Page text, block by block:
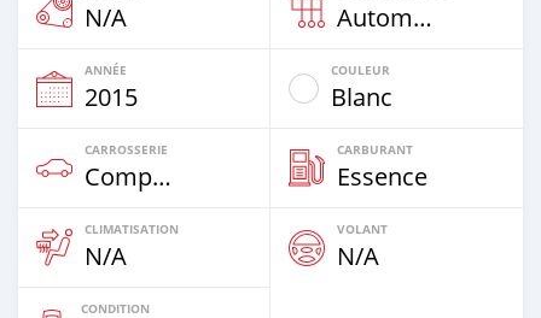
N/A Automatique
ANNÉE
2015
COULEUR
Blanc
CARROSSERIE
Compacte
CARBURANT
Essence
CLIMATISATION
N/A
VOLANT
N/A
CONDITION